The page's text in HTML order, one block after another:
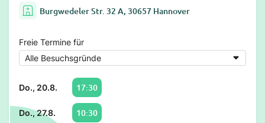
Burgwedeler Str. 32 A, 30657 Hannover
Freie Termine für
Do., 20.8. 17:30
Do., 27.8. 10:30